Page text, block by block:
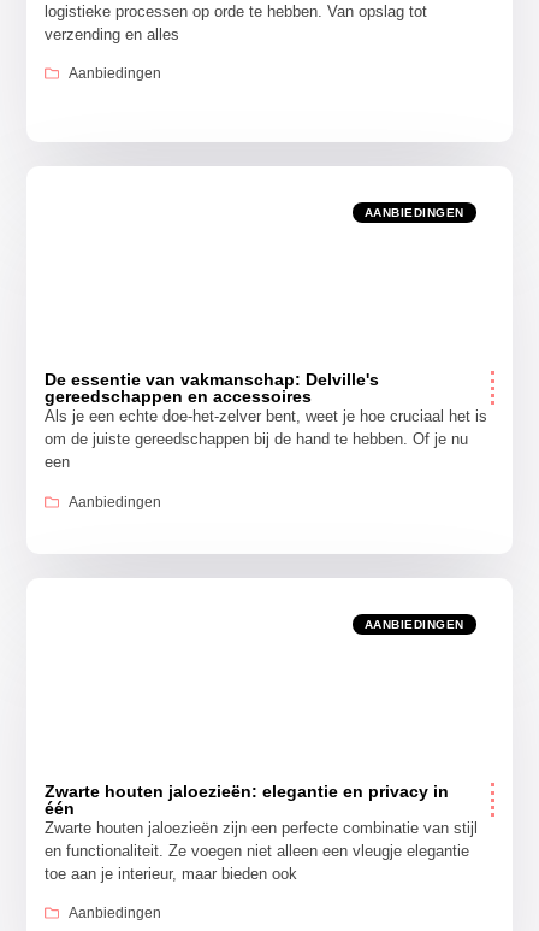
logistieke processen op orde te hebben. Van opslag tot
verzending en alles
Aanbiedingen
AANBIEDINGEN
De essentie van vakmanschap: Delville's
gereedschappen en accessoires
Als je een echte doe-het-zelver bent, weet je hoe cruciaal het is
om de juiste gereedschappen bij de hand te hebben. Of je nu
een
Aanbiedingen
AANBIEDINGEN
Zwarte houten jaloezieën: elegantie en privacy in
één
Zwarte houten jaloezieën zijn een perfecte combinatie van stijl
en functionaliteit. Ze voegen niet alleen een vleugje elegantie
toe aan je interieur, maar bieden ook
Aanbiedingen